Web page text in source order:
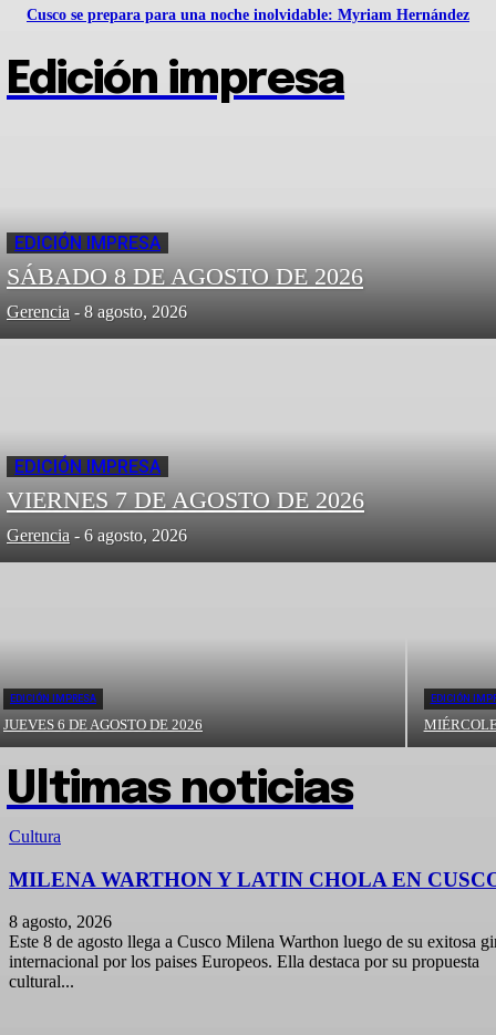
Cusco se prepara para una noche inolvidable: Myriam Hernández
Edición impresa
EDICIÓN IMPRESA
SÁBADO 8 DE AGOSTO DE 2026
Gerencia - 8 agosto, 2026
EDICIÓN IMPRESA
VIERNES 7 DE AGOSTO DE 2026
Gerencia - 6 agosto, 2026
EDICIÓN IMPRESA
JUEVES 6 DE AGOSTO DE 2026
EDICIÓN
Ultimas noticias
Cultura
MILENA WARTHON Y LATIN CHOLA EN
8 agosto, 2026
Este 8 de agosto llega a Cusco Milena Warthon luego de su exitosa
internacional por los paises Europeos. Ella destaca por su propuesta
cultural...